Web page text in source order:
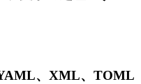
、XML、TOML